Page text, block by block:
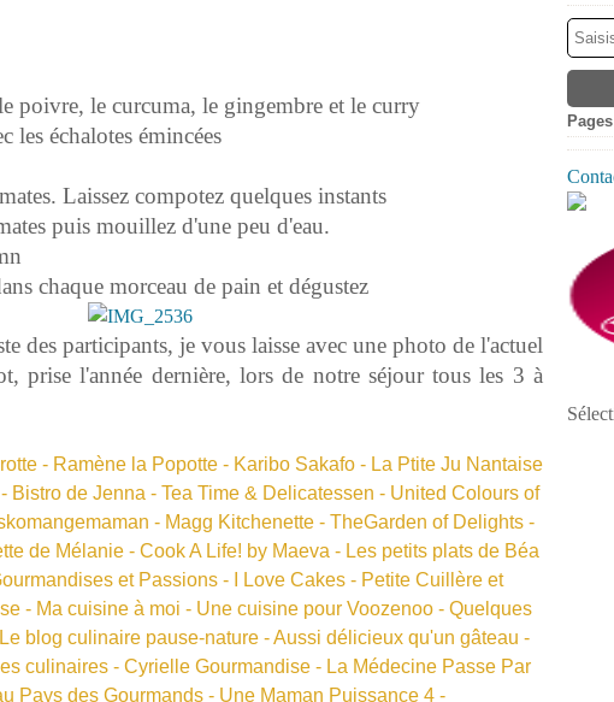
poivre, le curcuma, le gingembre et le curry
les échalotes émincées
Laissez compotez quelques instants
puis mouillez d'une peu d'eau.
chaque morceau de pain et dégustez
des participants, je vous laisse avec une photo de l'actuel
prise l'année dernière, lors de notre séjour tous les 3 à
- Ramène la Popotte - Karibo Sakafo - La Ptite Ju Nantaise
Bistro de Jenna - Tea Time & Delicatessen - United Colours of
- Magg Kitchenette- TheGarden of Delights-
de Mélanie - Cook A Life! by Maeva - Les petits plats de Béa
et Passions - I Love Cakes - Petite Cuillère et
- Ma cuisine à moi - Une cuisine pour Voozenoo- Quelques
Le blog culinaire pause-nature-Aussi délicieux qu'un gâteau -
culinaires - Cyrielle Gourmandise - La Médecine Passe Par
Pays des Gourmands- Une Maman Puissance 4-
Pages